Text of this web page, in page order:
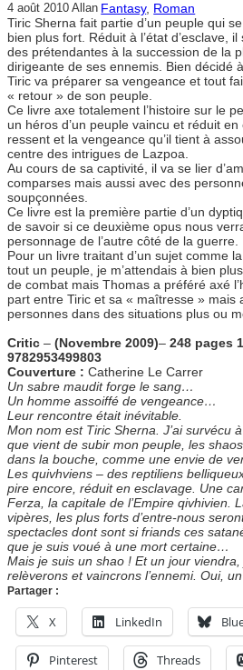
4 août 2010 Allan Fantasy, Roman
Tiric Sherna fait partie d’un peuple qui
bien plus fort. Réduit à l’état d’esclave,
des prétendantes à la succession de la
dirigeante de ses ennemis. Bien décidé
Tiric va préparer sa vengeance et tout
« retour » de son peuple.
Ce livre axe totalement l’histoire sur le
un héros d’un peuple vaincu et réduit en
ressent et la vengeance qu’il tient à
centre des intrigues de Lazpoa.
Au cours de sa captivité, il va se lier
comparses mais aussi avec des
soupçonnées.
Ce livre est la première partie d’un
de savoir si ce deuxième opus nous
personnage de l’autre côté de la guerre.
Pour un livre traitant d’un sujet comme
tout un peuple, je m’attendais à bien
de combat mais Thomas a préféré axé
part entre Tiric et sa « maîtresse » mais
personnes dans des situations plus ou
Critic – (Novembre 2009)– 248 pages
9782953499803
Couverture : Catherine Le Carrer
Un sabre maudit forge le sang…
Un homme assoiffé de vengeance…
Leur rencontre était inévitable.
Mon nom est Tiric Sherna. J’ai survécu
que vient de subir mon peuple, les
dans la bouche, comme une envie de
Les quivhviens – des reptiliens
pire encore, réduit en esclavage. Une
Ferza, la capitale de l’Empire qivhivien.
vipères, les plus forts d’entre-nous
spectacles dont sont si friands ces
que je suis voué à une mort certaine…
Mais je suis un shao ! Et un jour
relèverons et vaincrons l’ennemi. Oui,
Partager :
X LinkedIn
Pinterest Threads